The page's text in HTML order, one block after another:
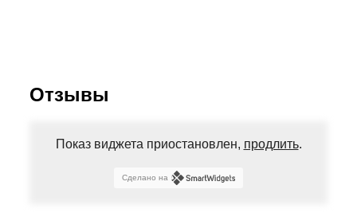
Отзывы
Показ виджета приостановлен, продлить.
Сделано на